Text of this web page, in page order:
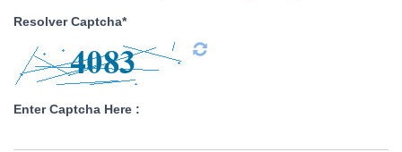
Resolver Captcha*
Enter Captcha Here :